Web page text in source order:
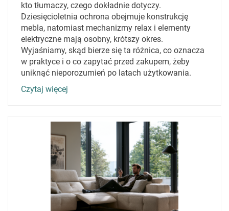
kto tłumaczy, czego dokładnie dotyczy.
Dziesięcioletnia ochrona obejmuje konstrukcję
mebla, natomiast mechanizmy relax i elementy
elektryczne mają osobny, krótszy okres.
Wyjaśniamy, skąd bierze się ta różnica, co oznacza
w praktyce i o co zapytać przed zakupem, żeby
uniknąć nieporozumień po latach użytkowania.
Czytaj więcej